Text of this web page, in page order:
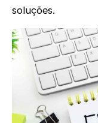
soluções.